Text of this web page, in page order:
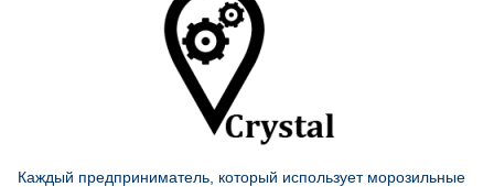
Каждый предприниматель, который использует морозильные